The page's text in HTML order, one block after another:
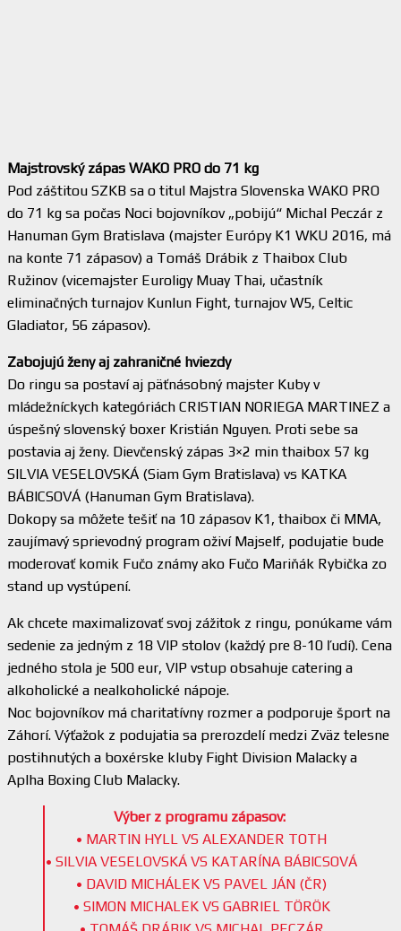
Majstrovský zápas WAKO PRO do 71 kg
Pod záštitou SZKB sa o titul Majstra Slovenska WAKO PRO
do 71 kg sa počas Noci bojovníkov „pobijú“ Michal Peczár z
Hanuman Gym Bratislava (majster Európy K1 WKU 2016, má
na konte 71 zápasov) a Tomáš Drábik z Thaibox Club
Ružinov (vicemajster Euroligy Muay Thai, učastník
eliminačných turnajov Kunlun Fight, turnajov W5, Celtic
Gladiator, 56 zápasov).
Zabojujú ženy aj zahraničné hviezdy
Do ringu sa postaví aj päťnásobný majster Kuby v
mládežníckych kategóriách CRISTIAN NORIEGA MARTINEZ a
úspešný slovenský boxer Kristián Nguyen. Proti sebe sa
postavia aj ženy. Dievčenský zápas 3×2 min thaibox 57 kg
SILVIA VESELOVSKÁ (Siam Gym Bratislava) vs KATKA
BÁBICSOVÁ (Hanuman Gym Bratislava).
Dokopy sa môžete tešiť na 10 zápasov K1, thaibox či MMA,
zaujímavý sprievodný program oživí Majself, podujatie bude
moderovať komik Fučo známy ako Fučo Mariňák Rybička zo
stand up vystúpení.
Ak chcete maximalizovať svoj zážitok z ringu, ponúkame vám
sedenie za jedným z 18 VIP stolov (každý pre 8-10 ľudí). Cena
jedného stola je 500 eur, VIP vstup obsahuje catering a
alkoholické a nealkoholické nápoje.
Noc bojovníkov má charitatívny rozmer a podporuje šport na
Záhorí. Výťažok z podujatia sa prerozdelí medzi Zväz telesne
postihnutých a boxérske kluby Fight Division Malacky a
Aplha Boxing Club Malacky.
Výber z programu zápasov:
• MARTIN HYLL VS ALEXANDER TOTH
• SILVIA VESELOVSKÁ VS KATARÍNA BÁBICSOVÁ
• DAVID MICHÁLEK VS PAVEL JÁN (ČR)
• SIMON MICHALEK VS GABRIEL TÖRÖK